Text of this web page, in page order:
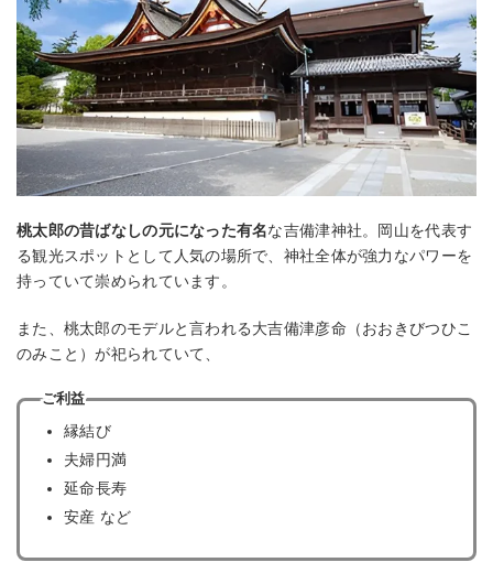
桃太郎の昔ばなしの元になった有名な吉備津神社。岡山を代表す
る観光スポットとして人気の場所で、神社全体が強力なパワーを
持っていて崇められています。
また、桃太郎のモデルと言われる大吉備津彦命（おおきびつひこ
のみこと）が祀られていて、
ご利益
縁結び
夫婦円満
延命長寿
安産 など